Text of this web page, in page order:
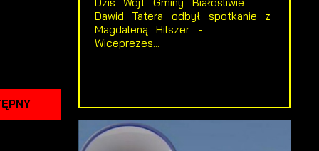
Dawid Tatera odbył spotkanie z
Magdaleną Hilszer -
Wiceprezes...